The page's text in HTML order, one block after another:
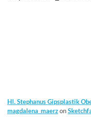
Hl. Stephanus Gipsplastik
magdalena_maerzon